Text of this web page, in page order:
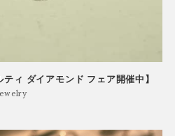
ィ ダイアモンド フェア開催中】